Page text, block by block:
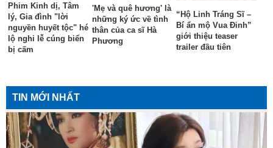
Phim Kinh dị, Tâm
lý, Gia đình "lời
nguyền huyết tộc" hé
lộ nghi lễ cúng biển
bị cấm
'Mẹ và quê hương' là
những ký ức về tình
thân của ca sĩ Hà
Phương
“Hộ Linh Tráng Sĩ –
Bí ẩn mộ Vua Đinh”
giới thiệu teaser
trailer đầu tiên
TIN MỚI NHẤT